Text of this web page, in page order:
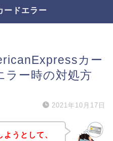
ードエラー
カー
ラー時の対処方
2021年10月17日
うとして、